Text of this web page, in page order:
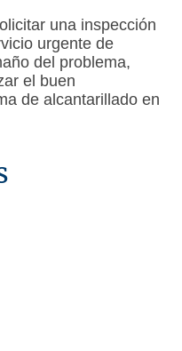
una inspección
urgente de
del problema,
el buen
de alcantarillado en